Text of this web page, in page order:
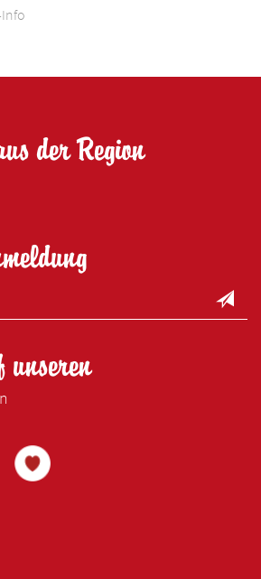
der Region
unseren